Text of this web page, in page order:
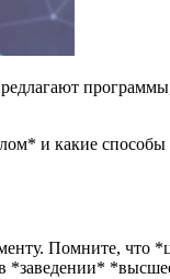
и какие
Помните, что
*заведении*